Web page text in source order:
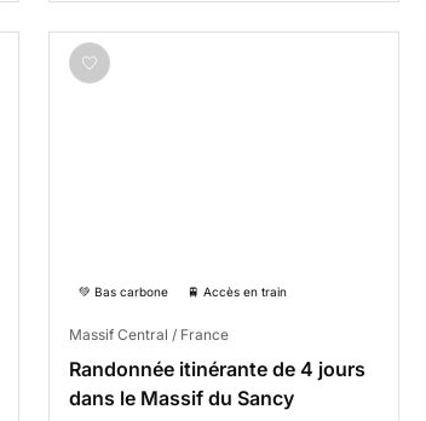
💚 Bas carbone 🚆 Accès en train
Massif Central / France
Randonnée itinérante de 4 jours
dans le Massif du Sancy